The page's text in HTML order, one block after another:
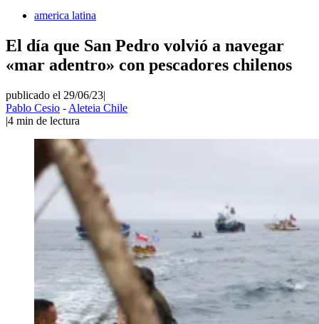
america latina
El día que San Pedro volvió a navegar
«mar adentro» con pescadores chilenos
publicado el 29/06/23|
Pablo Cesio - Aleteia Chile
|4 min de lectura